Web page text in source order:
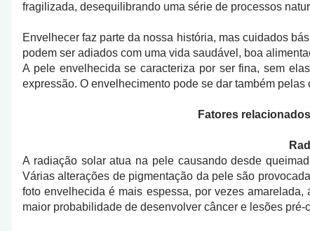
fragilizada, desequilibrando uma série de processos
Envelhecer faz parte da nossa história, mas cuidados
podem ser adiados com uma vida saudável, boa
A pele envelhecida se caracteriza por ser fina, sem
expressão. O envelhecimento pode se dar também
Fatores
A radiação solar atua na pele causando desde
Várias alterações de pigmentação da pele são
foto envelhecida é mais espessa, por vezes
maior probabilidade de desenvolver câncer e lesões pré-